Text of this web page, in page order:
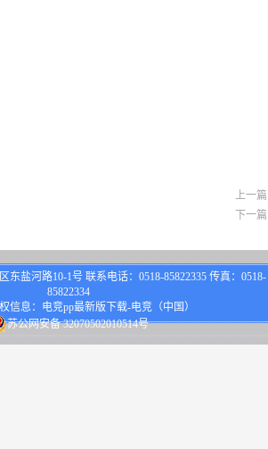
上一
下一
东盐河路10-1号 联系电话：0518-85822335 传真：0518-
85822334
信息：电竞pp最新版下载-电竞（中国）
苏公网安备 32070502010514号